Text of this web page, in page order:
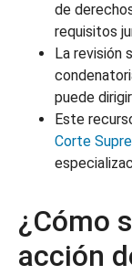
de
requisitos
La revisión
puede
Este
Corte
¿Cómo
acción